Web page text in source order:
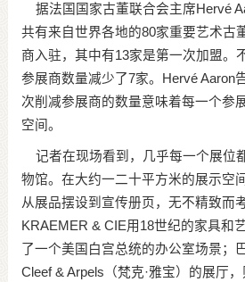
据法国国家古董联合会主席Hervé
共有来自世界各地的80家重要艺术古
商入驻，其中有13家是第一次加盟。
参展商数量减少了7家。Hervé Aaron
次削减参展商的数量意味着每一个参
空间。
记者在现场看到，几乎每一个展位
物馆。在大约一二十平方米的展示空
从展品摆设到宣传册页，无不精致而
KRAEMER & CIE用18世纪的家具和
了一个美国白宫总统的办公室场景；
Cleef & Arpels（梵克·雅宝）的展厅